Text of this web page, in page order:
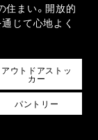
住まい。開放的
じて心地よく
アウトドアストッ
カー
パントリー